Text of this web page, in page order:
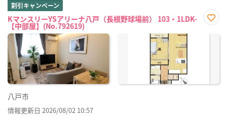
割引キャンペーン
KマンスリーYSアリーナ八戸（長根野球場前） 103・1LDK-
【中部屋】(No.792619)
に入
八戸市
情報更新日 2026/08/02 10:57